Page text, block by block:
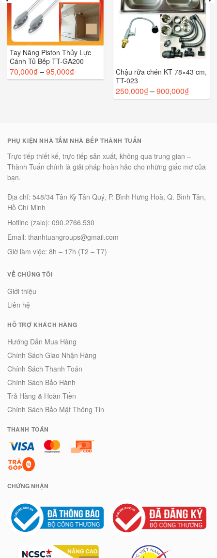
Tay Nâng Piston Thủy Lực
Cánh Tủ Bếp TT-GA200
70,000₫–95,000₫
Chậu rửa chén KT 78×43 cm,
TT-023
250,000₫–900,000₫
PHỤ KIỆN NHÀ TẮM NHÀ BẾP THÀNH TUẤN
Trực tiếp thiết kế, trực tiếp sản xuất, không qua trung gian –
Thành Tuấn chính là giải pháp hoàn hảo cho những giấc mơ của
bạn.
Địa chỉ: 548/34 Tân Kỳ Tân Quý, P. Bình Hưng Hoà, Q. Bình Tân,
Hồ Chí Minh
Hotline (zalo): 090.2766.530
Email: thanhtuangroups@gmail.com
Giờ làm việc: 8h – 17h (T2 – T7)
VỀ CHÚNG TÔI
Giới thiệu
Liên hệ
HỖ TRỢ KHÁCH HÀNG
Hướng Dẫn Mua Hàng
Chính Sách Giao Nhận Hàng
Chính Sách Thanh Toán
Chính Sách Bảo Hành
Trả Hàng & Hoàn Tiền
Chính Sách Bảo Mật Thông Tin
THANH TOÁN
CHỨNG NHẬN